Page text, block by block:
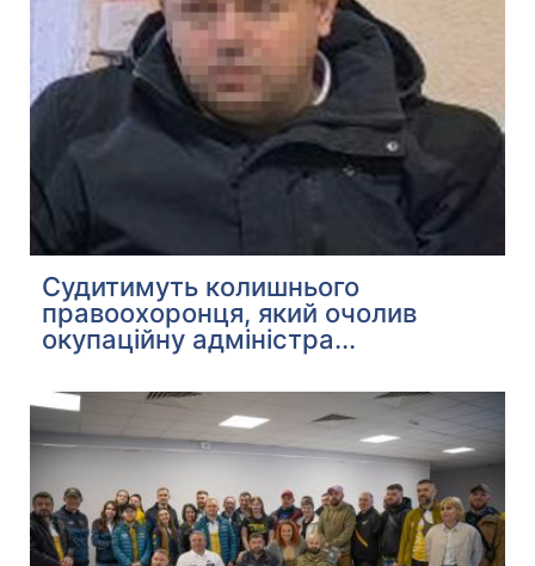
Судитимуть колишнього
правоохоронця, який очолив
окупаційну адміністра...